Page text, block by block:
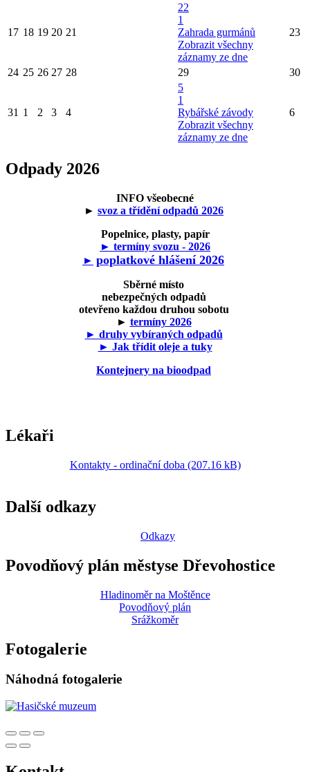
17 18 19 20 21
22
1
Zahrada gurmánů
Zobrazit všechny
záznamy ze dne
23
24 25 26 27 28 29 30
31 1 2 3 4
5
1
Rybářské závody
Zobrazit všechny
záznamy ze dne
6
Odpady 2026
INFO všeobecné
► svoz a třídění odpadů 2026
Popelnice, plasty, papír
► termíny svozu - 2026
► poplatkové hlášení 2026
Sběrné místo
nebezpečných odpadů
otevřeno každou druhou sobotu
► termíny 2026
► druhy vybíraných odpadů
► Jak třídit oleje a tuky
Kontejnery na bioodpad
Lékaři
Kontakty - ordinační doba (207.16 kB)
Další odkazy
Odkazy
Povodňový plán městyse Dřevohostice
Hladinoměr na Moštěnce
Povodňový plán
Srážkoměr
Fotogalerie
Náhodná fotogalerie